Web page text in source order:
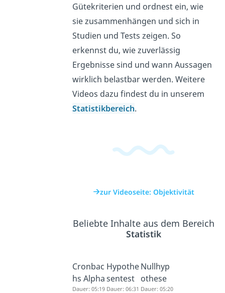
Gütekriterien und ordnest ein, wie
sie zusammenhängen und sich in
Studien und Tests zeigen. So
erkennst du, wie zuverlässig
Ergebnisse sind und wann Aussagen
wirklich belastbar werden. Weitere
Videos dazu findest du in unserem
Statistikbereich.
zur Videoseite: Objektivität
Beliebte Inhalte aus dem Bereich
Statistik
Cronbac
hs Alpha
Dauer: 05:19
Hypothe
sentest
Dauer: 06:31
Nullhyp
othese
Dauer: 05:20